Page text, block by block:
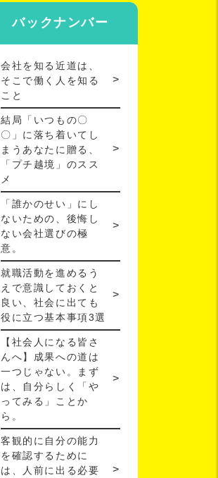
バックナンバー
会社を知る近道は、
そこで働く人を知る
こと
結局「いつもの〇
〇」に落ち着いてし
まうあなたに贈る、
「プチ越境」のスス
メ
「誰かのせい」にし
ないための、後悔し
ない会社選びの極
意。
就職活動を進めるう
えで意識しておくと
良い、社会に出ても
役に立つ基本事項3選
【社会人になる皆さ
んへ】成果への道は
一つじゃない。まず
は、自分らしく「や
ってみる」ことか
ら。
客観的に自分の能力
を確認するために
は、人前に出る必要